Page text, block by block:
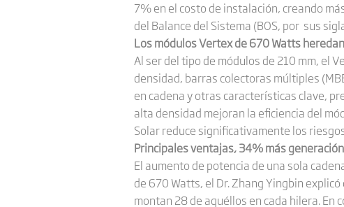
7% en el costo de instalación, creando
del Balance del Sistema (BOS, por sus
Los módulos Vertex de 670 Watts
Al ser del tipo de módulos de 210 mm, el
densidad, barras colectoras múltiples
en cadena y otras características clave,
alta densidad mejoran la eficiencia del
Solar reduce significativamente los
Principales ventajas, 34% más
El aumento de potencia de una sola
de 670 Watts, el Dr. Zhang Yingbin
montan 28 de aquéllos en cada hilera.